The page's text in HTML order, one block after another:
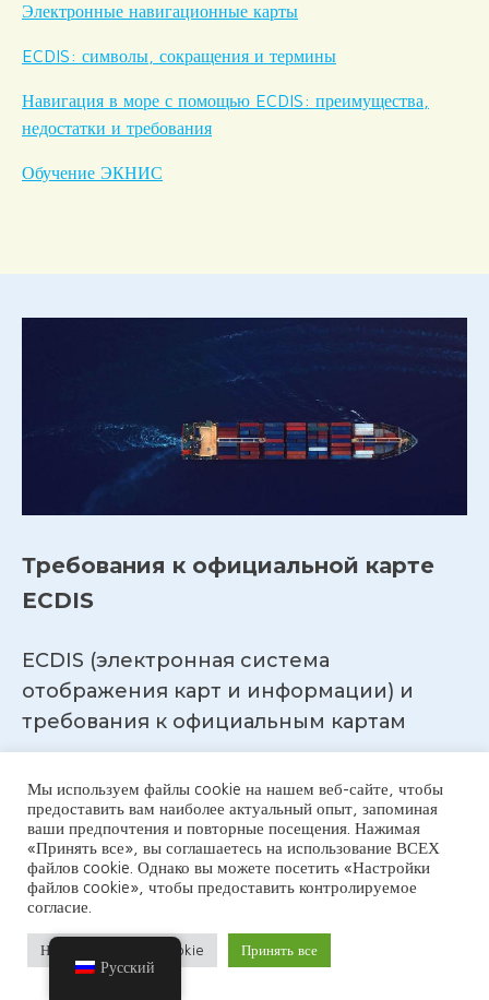
Электронные навигационные карты
ECDIS: символы, сокращения и термины
Навигация в море с помощью ECDIS: преимущества,
недостатки и требования
Обучение ЭКНИС
Требования к официальной карте
ECDIS
ECDIS (электронная система
отображения карт и информации) и
требования к официальным картам
соответствовали положениям Международной морской
организации (ИМО), определенным в Международной
конвенции по охране человеческой жизни на море
(СОЛАС) 1974 года вместе с поправками к ней.
ИМО СОЛАС V/19
которые должны иметь суда:
Мы используем файлы cookie на нашем веб-сайте, чтобы
предоставить вам наиболее актуальный опыт, запоминая
ваши предпочтения и повторные посещения. Нажимая
«Принять все», вы соглашаетесь на использование ВСЕХ
файлов cookie. Однако вы можете посетить «Настройки
файлов cookie», чтобы предоставить контролируемое
согласие.
Настройки файлов cookie Принять все
Русский